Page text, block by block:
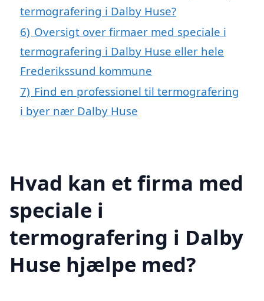
termografering i Dalby Huse?
6) Oversigt over firmaer med speciale i
termografering i Dalby Huse eller hele
Frederikssund kommune
7) Find en professionel til termografering
i byer nær Dalby Huse
Hvad kan et firma med
speciale i
termografering i Dalby
Huse hjælpe med?